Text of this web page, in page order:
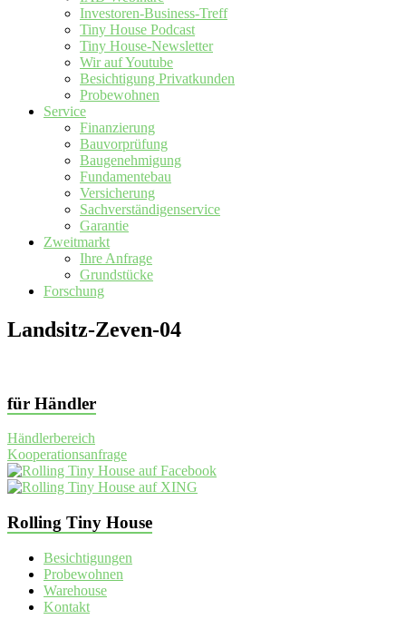
Investoren-Business-Treff
Tiny House Podcast
Tiny House-Newsletter
Wir auf Youtube
Besichtigung Privatkunden
Probewohnen
Service
Finanzierung
Bauvorprüfung
Baugenehmigung
Fundamentebau
Versicherung
Sachverständigenservice
Garantie
Zweitmarkt
Ihre Anfrage
Grundstücke
Forschung
Landsitz-Zeven-04
für Händler
Händlerbereich
Kooperationsanfrage
Rolling Tiny House
Besichtigungen
Probewohnen
Warehouse
Kontakt